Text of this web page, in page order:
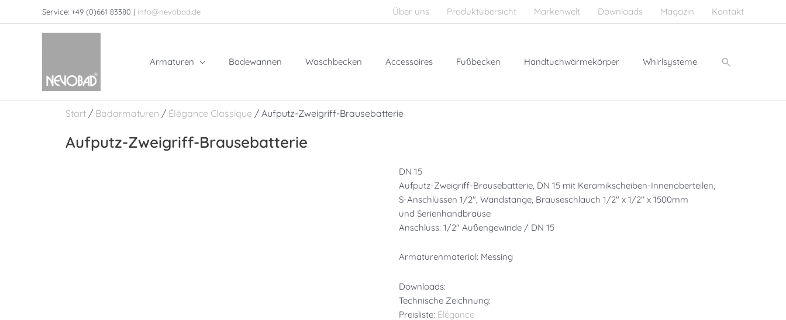
Service: +49 (0)661 83380 | info@nevobad.de Über uns Produktübersicht Markenwelt Downloads Magazin Kontakt
Armaturen Badewannen Waschbecken Accessoires Fußbecken Handtuchwärmekörper Whirlsysteme Suchen
Start / Badarmaturen / Élégance Classique / Aufputz-Zweigriff-Brausebatterie
Aufputz-Zweigriff-Brausebatterie
DN 15
Aufputz-Zweigriff-Brausebatterie, DN 15 mit Keramikscheiben-Innenoberteilen,
S-Anschlüssen 1/2″, Wandstange, Brauseschlauch 1/2″ x 1/2″ x 1500mm
und Serienhandbrause
Anschluss: 1/2″ Außengewinde / DN 15
Armaturenmaterial: Messing
Downloads:
Technische Zeichnung:
Preisliste: Élégance